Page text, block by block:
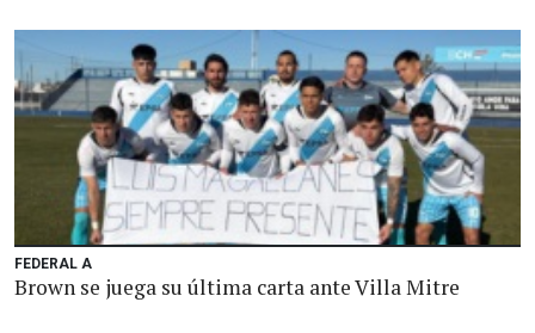
FEDERAL A
Brown se juega su última carta ante Villa Mitre